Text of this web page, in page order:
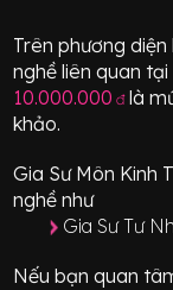
Trên phương
nghề liên quan
10.000.000 đlà
khảo.
Gia Sư Môn Kinh
nghề như
Gia Sư Tư
Nếu bạn quan